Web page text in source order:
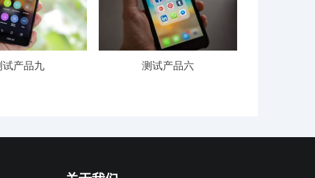
试产品九 测试产品六